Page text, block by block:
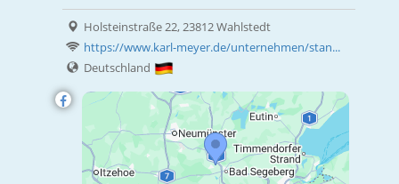
Holsteinstraße 22, 23812 Wahlstedt
https://www.karl-meyer.de/unternehmen/stan...
Deutschland